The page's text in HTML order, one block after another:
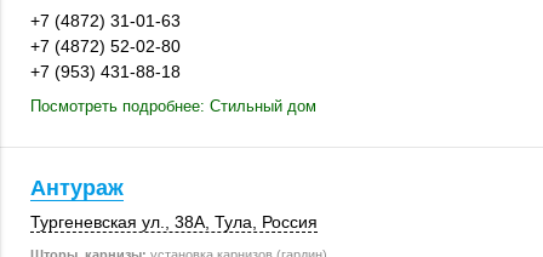
+7 (4872) 31-01-63
+7 (4872) 52-02-80
+7 (953) 431-88-18
Посмотреть подробнее: Стильный дом
Антураж
Тургеневская ул. 38А Тула Россия